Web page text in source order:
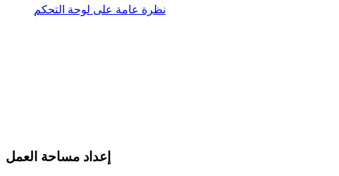
نظرة عامة على لوحة التحكم
إعداد مساحة العمل